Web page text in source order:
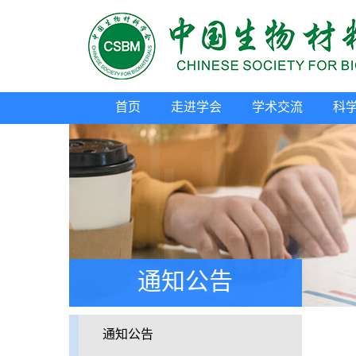
首页 走进学会 学术交流 科
通知公告
通知公告